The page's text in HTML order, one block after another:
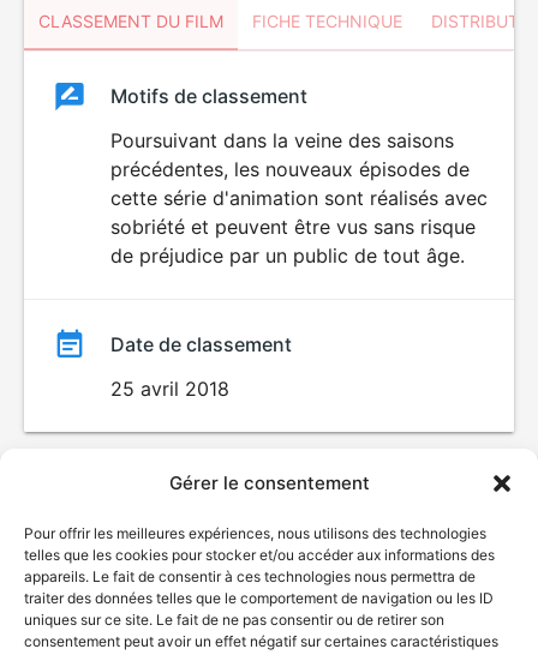
Gérer le consentement
Pour offrir les meilleures expériences, nous utilisons des technologies
telles que les cookies pour stocker et/ou accéder aux informations des
appareils. Le fait de consentir à ces technologies nous permettra de
traiter des données telles que le comportement de navigation ou les ID
uniques sur ce site. Le fait de ne pas consentir ou de retirer son
consentement peut avoir un effet négatif sur certaines caractéristiques
CLASSEMENT DU FILM FICHE TECHNIQUE
ClassementClassement
Motifs de classement
Poursuivant dans la veine des saisons
précédentes, les nouveaux épisodes de
cette série d'animation sont réalisés avec
sobriété et peuvent être vus sans risque
de préjudice par un public de tout âge.
Date de classement
25 avril 2018